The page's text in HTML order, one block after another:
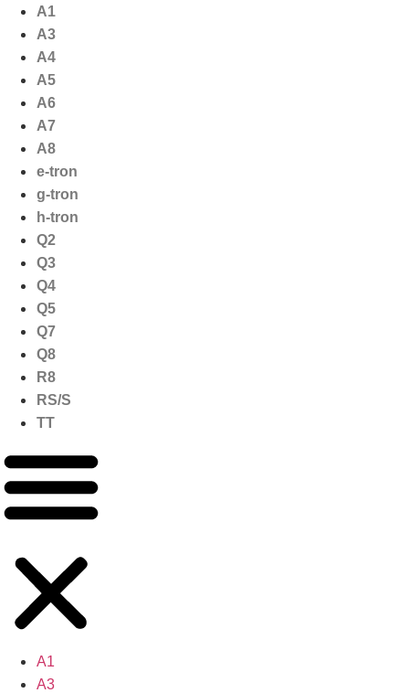
naar
inhoud
A1
A3
A4
A5
A6
A7
A8
e-tron
g-tron
h-tron
Q2
Q3
Q4
Q5
Q7
Q8
R8
RS/S
TT
A1
A3